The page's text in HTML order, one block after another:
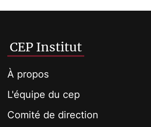
CEP Institut
À propos
L'équipe du cep
Comité de direction